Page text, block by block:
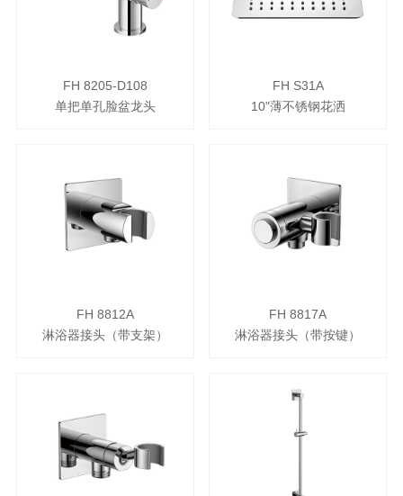
FH 8205-D108
单把单孔脸盆龙头
FH S31A
10"薄不锈钢花洒
FH 8812A
淋浴器接头（带支架）
FH 8817A
淋浴器接头（带按键）